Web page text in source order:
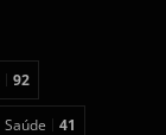
92
Saúde 41